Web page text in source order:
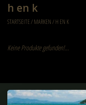
Munition
Diverse
h en k
STARTSEITE/MARKEN/H EN K
Keine Produkte gefunden!...
Melden Sie